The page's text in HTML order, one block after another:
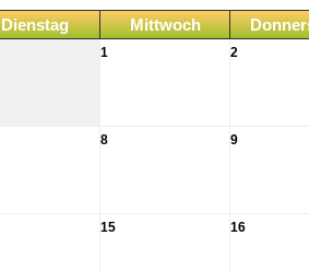
Dienstag Mittwoch
1 2
8 9
15 16